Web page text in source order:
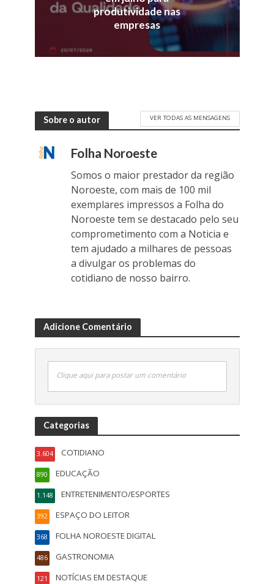
produtividade nas
empresas
Sobre o autor VER TODAS AS MENSAGENS
Folha Noroeste
Somos o maior prestador da região
Noroeste, com mais de 100 mil
exemplares impressos a Folha do
Noroeste tem se destacado pelo seu
comprometimento com a Noticia e
tem ajudado a milhares de pessoas
a divulgar os problemas do
cotidiano de nosso bairro.
Adicione Comentário
Clique aqui para postar um comentário
Categorias
COTIDIANO
3.604
EDUCAÇÃO
890
ENTRETENIMENTO/ESPORTES
1.148
ESPAÇO DO LEITOR
392
FOLHA NOROESTE DIGITAL
368
GASTRONOMIA
486
NOTÍCIAS EM DESTAQUE
121